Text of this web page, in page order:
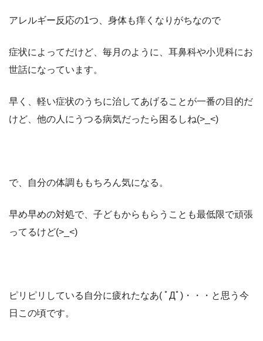
アレルギー反応の1つ、身体も痒くなりがちなので
症状によってだけど、毎月のように、耳鼻科や小児科にお
世話になっています。
早く、軽い症状のうちに治してあげることが一番の目的だ
けど、他の人にうつる病気だったら困るしね(>_<)
で、自分の体調ももちろん気になる。
早め早めの対処で、子どもからもらうことも最低限で頑張
ってるけど(>_<)
ピリピリしている自分に疲れたなあ( ﾟДﾟ)・・・と思う今
日この頃です。